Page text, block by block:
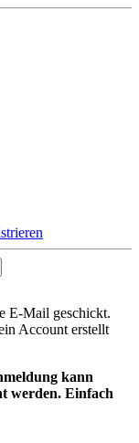
E-Mail geschickt.
Account erstellt
kann
werden. Einfach